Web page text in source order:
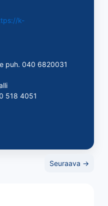
k-
puh. 040 6820031
518 4051
Seuraava →